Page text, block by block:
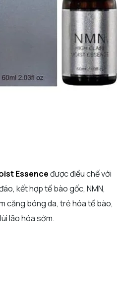
Essenceđược điều chế với
kết hợp tế bào gốc, NMN,
căng bóng da, trẻ hóa tế bào,
lão hóa sớm.